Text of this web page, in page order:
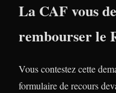
La CAF vous
rembourser le
Vous contestez cette
formulaire de recours